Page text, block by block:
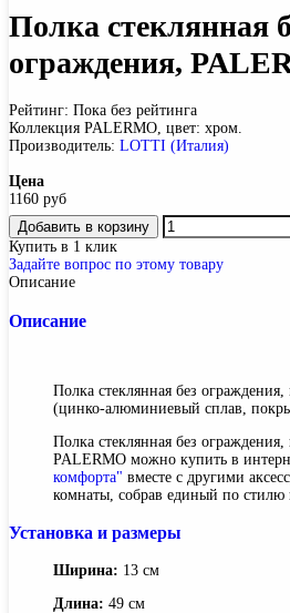
Полка стеклянная
ограждения,
Рейтинг: Пока без рейтинга
Коллекция PALERMO, цвет: хром.
Производитель: LOTTI (Италия)
Цена
1160 руб
Купить в 1 клик
Задайте вопрос по этому товару
Описание
Описание
Полка стеклянная без
(цинко-алюминиевый сплав,
Полка стеклянная без
PALERMO можно купить в
комфорта" вместе с другими
комнаты, собрав единый по стилю
Установка и размеры
Ширина: 13 см
Длина: 49 см